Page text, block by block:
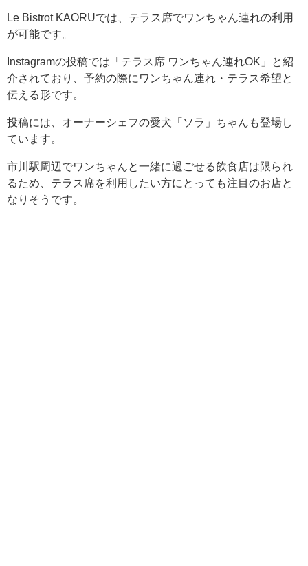
Le Bistrot KAORUでは、テラス席でワンちゃん連れの利用
が可能です。
Instagramの投稿では「テラス席 ワンちゃん連れOK」と紹
介されており、予約の際にワンちゃん連れ・テラス希望と
伝える形です。
投稿には、オーナーシェフの愛犬「ソラ」ちゃんも登場し
ています。
市川駅周辺でワンちゃんと一緒に過ごせる飲食店は限られ
るため、テラス席を利用したい方にとっても注目のお店と
なりそうです。